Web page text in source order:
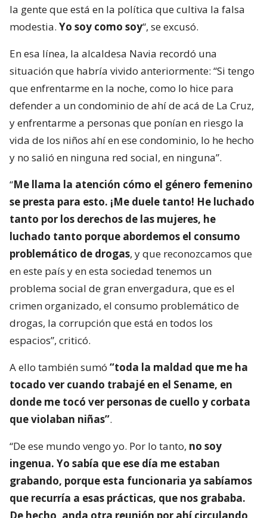
la gente que está en la política que cultiva la falsa
modestia. Yo soy como soy“, se excusó.
En esa línea, la alcaldesa Navia recordó una
situación que habría vivido anteriormente: “Si tengo
que enfrentarme en la noche, como lo hice para
defender a un condominio de ahí de acá de La Cruz,
y enfrentarme a personas que ponían en riesgo la
vida de los niños ahí en ese condominio, lo he hecho
y no salió en ninguna red social, en ninguna”.
“Me llama la atención cómo el género femenino
se presta para esto. ¡Me duele tanto! He luchado
tanto por los derechos de las mujeres, he
luchado tanto porque abordemos el consumo
problemático de drogas, y que reconozcamos que
en este país y en esta sociedad tenemos un
problema social de gran envergadura, que es el
crimen organizado, el consumo problemático de
drogas, la corrupción que está en todos los
espacios”, criticó.
A ello también sumó “toda la maldad que me ha
tocado ver cuando trabajé en el Sename, en
donde me tocó ver personas de cuello y corbata
que violaban niñas”.
“De ese mundo vengo yo. Por lo tanto, no soy
ingenua. Yo sabía que ese día me estaban
grabando, porque esta funcionaria ya sabíamos
que recurría a esas prácticas, que nos grababa.